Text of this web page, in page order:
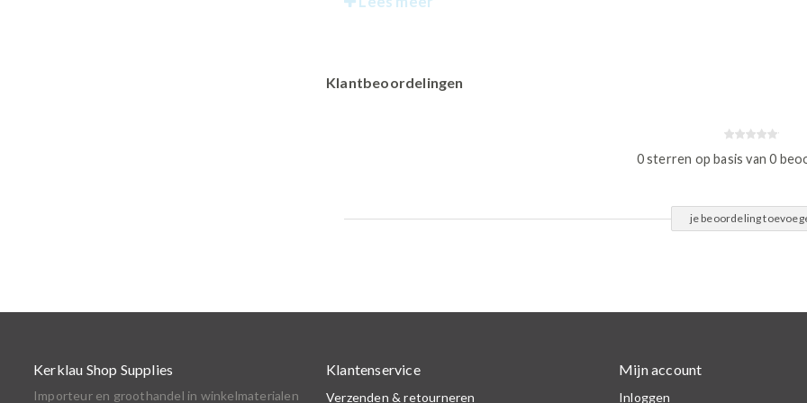
Klantbeoordelingen
0 sterren op basis van 0
je beoordeling
Kerklau Shop Supplies
Importeur en groothandel in winkelmaterialen
Klantenservice
Verzenden & retourneren
Mijn account
Inloggen